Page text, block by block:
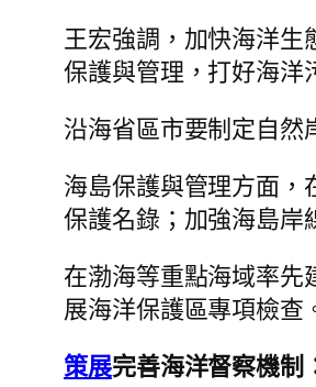
王宏強調，加快海洋
保護與管理，打好海洋
沿海省區市要制定自然
海島保護與管理方面
保護名錄；加強海島岸
在渤海等重點海域率先
展海洋保護區專項檢查
策展完善海洋督察機制